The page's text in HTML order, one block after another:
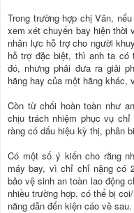
Trong trường hợp chị Vân,
xem xét chuyến bay hiện thời
nhân lực hỗ trợ cho người
hỗ trợ đặc biệt, thì anh ta có
đó, nhưng phải đưa ra giải
hãng hay của một hãng
Còn từ chối hoàn toàn như
chịu trách nhiệm phục vụ
ràng có dấu hiệu kỳ thị, phân
Có một số ý kiến cho rằng
máy bay, vì chỉ chỉ nặng có
bảo vệ sinh an toàn lao động
nhiều trường hợp, có thể bị
năng dẫn đến kiện cáo về sau.